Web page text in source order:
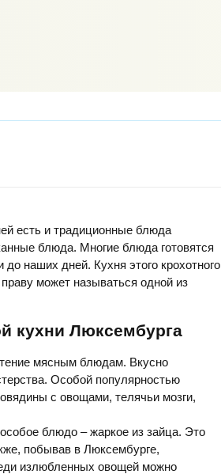
есть и традиционные блюда
блюда. Многие блюда готовятся
наших дней. Кухня этого крохотного
может называться одной из
кухни Люксембурга
мясным блюдам. Вкусно
Особой популярностью
с овощами, телячьи мозги,
блюдо – жаркое из зайца. Это
побывав в Люксембурге,
излюбленных овощей можно